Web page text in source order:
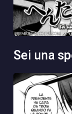
sei una